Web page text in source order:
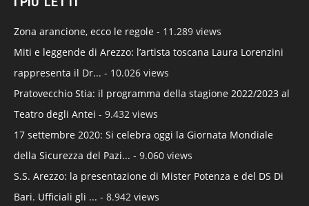
Zona arancione, ecco le regole - 11.289 views
Miti e leggende di Arezzo: l’artista toscana Laura Lorenzini
rappresenta il Dr... - 10.026 views
Pratovecchio Stia: il programma della stagione 2022/2023 al
Teatro degli Antei - 9.432 views
17 settembre 2020: Si celebra oggi la Giornata Mondiale
della Sicurezza del Pazi... - 9.060 views
S.S. Arezzo: la presentazione di Mister Potenza e del DS Di
Bari. Ufficiali gli ... - 8.942 views